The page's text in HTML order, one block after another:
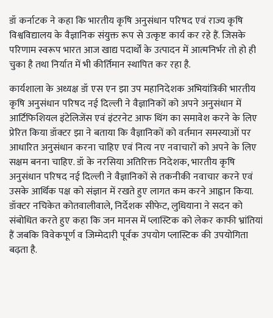
डॉ कर्नाटक ने कहा कि भारतीय कृषि अनुसंधान परिषद एवं राज्य कृषि
विश्वविद्यालय के वैज्ञानिक संयुक्त रूप से उत्कृष्ट कार्य कर रहे हैं. जिसके
परिणाम स्वरूप भारत आज खाद्य पदार्थों के उत्पादन में आत्मनिर्भर तो हो ही
चुका है तथा निर्यात में भी कीर्तिमान स्थापित कर रहा है.
कार्यशाला के अध्यक्ष डॉ एस एन झा उप महानिदेशक अभियांत्रिकी भारतीय
कृषि अनुसंधान परिषद नई दिल्ली ने वैज्ञानिकों को अपने अनुसंधान में
आर्टिफिशियल इंटेलिजेंस एवं इंटरनेट आफ थिंग का समावेश करने के लिए
प्रेरित किया डॉक्टर झा ने बताया कि वैज्ञानिकों को वर्तमान समस्याओं पर
आधारित अनुसंधान करना चाहिए एवं नित्य नए नवाचारों को अपने के लिए
सक्षम बनना चाहिए. डॉ के नरसिया अतिरिक्त निदेशक, भारतीय कृषि
अनुसंधान परिषद नई दिल्ली ने वैज्ञानिकों से तकनीकी नवाचार करने एवं
उसके आर्थिक पक्ष को संज्ञान में रखते हुए लागत कम करने आह्वान किया.
डॉक्टर नचिकेत कोतवालीवाले, निर्देशक सीफेट, लुधियाना ने सदन को
संबोधित करते हुए कहा कि जन मानस में प्लास्टिक को लेकर काफी भ्रांतियां
हैं जबकि विवेकपूर्ण व जिम्मेदारी पूर्वक उपयोग प्लास्टिक की उपयोगिता
बढ़ता है.